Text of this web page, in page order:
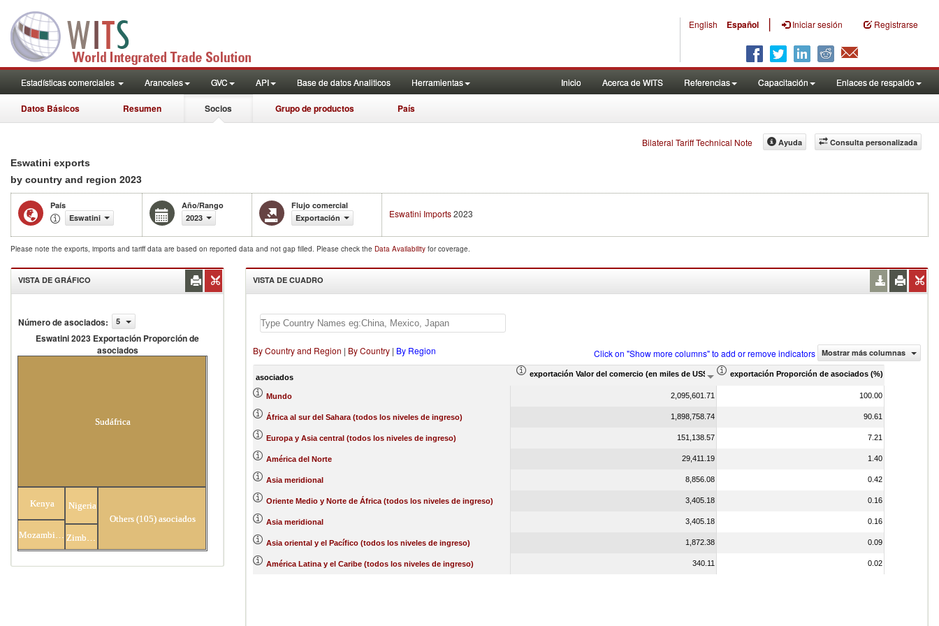
English Español | Iniciar sesión Registrarse
Estadísticas comerciales Aranceles GVC API Base de datos Analiticos Herramientas Inicio Acerca de WITS Referencias Capacitación Enlaces de respaldo
Datos Básicos Resumen Socios Grupo de productos País
Bilateral Tariff Technical Note Consulta personalizada
Ayuda
Eswatini exports
by country and region 2023
País
Eswatini
Año/Rango
2023
Flujo comercial
Exportación
Eswatini Imports2023
Please note the exports, imports and tariff data are based on reported data and not gap filled. Please check the Data Availability for coverage.
VISTA DE GRÁFICO
Número de asociados: 5
Eswatini 2023 Exportación Proporción de
asociados
Sudáfrica
Kenya
Mozambique
Nigeria
Others (105) asociados
VISTA DE CUADRO
By Country and Region | By Country | By Region Click on "Show more columns" to add or remove indicators Mostrar más columnas
asociados exportación Valor del comercio (en miles de US$) exportación Proporción de asociados (%)
Mundo 2,095,601.71 100.00
África al sur del Sahara (todos los niveles de ingreso) 1,898,758.74 90.61
Europa y Asia central (todos los niveles de ingreso) 151,138.57 7.21
América del Norte 29,411.19 1.40
Asia meridional 8,856.08 0.42
Oriente Medio y Norte de África (todos los niveles de ingreso) 3,405.18 0.16
Asia meridional 3,405.18 0.16
Asia oriental y el Pacífico (todos los niveles de ingreso) 1,872.38 0.09
América Latina y el Caribe (todos los niveles de ingreso) 340.11 0.02